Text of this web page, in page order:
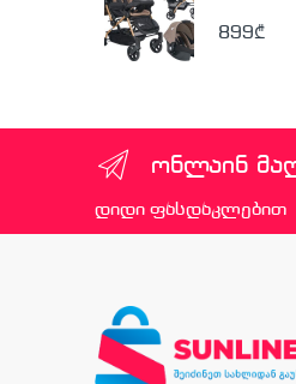
899₾
ონლაინ
დიდი ფასდაკლებით